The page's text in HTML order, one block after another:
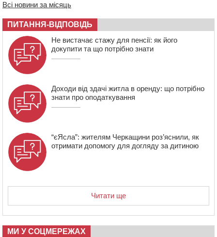
сміттєзвалища
13:26 На Черкащині сьогодні очікують грози, зливи, град та
шквали до 22 м/с
Всі новини за місяць
ПИТАННЯ-ВІДПОВІДЬ
Не вистачає стажу для пенсії: як його
докупити та що потрібно знати
Доходи від здачі житла в оренду: що потрібно
знати про оподаткування
“єЯсла”: жителям Черкащини роз’яснили, як
отримати допомогу для догляду за дитиною
Читати ще
МИ У СОЦМЕРЕЖАХ